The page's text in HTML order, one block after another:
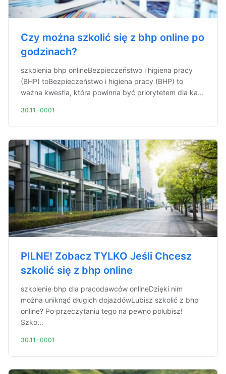
Czy można szkolić się z bhp online po
godzinach?
szkolenia bhp onlineBezpieczeństwo i higiena pracy
(BHP) toBezpieczeństwo i higiena pracy (BHP) to
ważna kwestia, która powinna być priorytetem dla ka...
30.11.-0001
PILNE! Zobacz TYLKO Jeśli Chcesz
szkolić się z bhp online
szkolenie bhp dla pracodawców onlineDzięki nim
można uniknąć długich dojazdówLubisz szkolić z bhp
online? Po przeczytaniu tego na pewno polubisz!
Szko...
30.11.-0001